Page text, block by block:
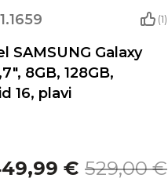
(1)
SAMSUNG Galaxy
8GB, 128GB,
16, plavi
€ 529,00 €